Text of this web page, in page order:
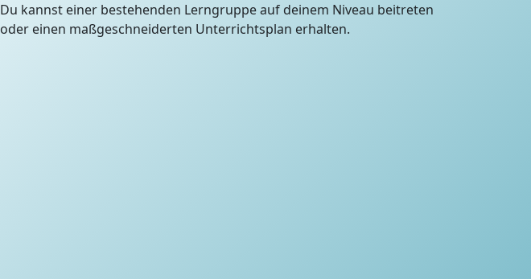
Du kannst einer bestehenden Lerngruppe auf deinem Niveau beitreten
oder einen maßgeschneiderten Unterrichtsplan erhalten.